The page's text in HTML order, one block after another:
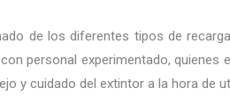
de los diferentes tipos de
personal experimentado, quienes
y cuidado del extintor a la hora de